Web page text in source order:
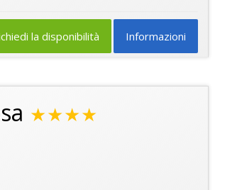
Informazioni
la disponibilità
★★★★